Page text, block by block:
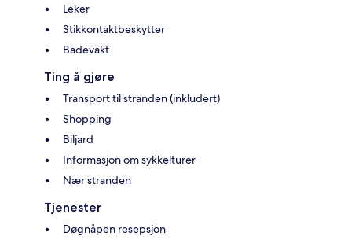
Leker
Stikkontaktbeskytter
Badevakt
Ting å gjøre
Transport til stranden (inkludert)
Shopping
Biljard
Informasjon om sykkelturer
Nær stranden
Tjenester
Døgnåpen resepsjon